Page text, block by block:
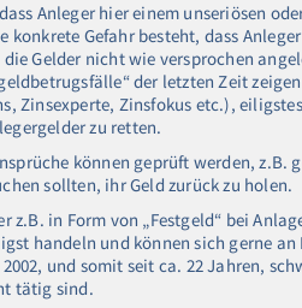
Anleger hier einem unseriösen
konkrete Gefahr besteht, dass
Gelder nicht wie versprochen
der letzten Zeit
Zinsexperte, Zinsfokus etc.),
zu retten.
können geprüft werden, z.B.
sollten, ihr Geld zurück zu holen.
z.B. in Form von „Festgeld“ bei
handeln und können sich gerne
und somit seit ca. 22 Jahren,
tätig sind.